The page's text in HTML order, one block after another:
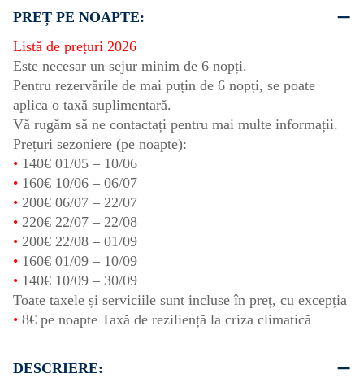
PREȚ PE NOAPTE:
Listă de prețuri 2026
Este necesar un sejur minim de 6 nopți.
Pentru rezervările de mai puțin de 6 nopți, se poate
aplica o taxă suplimentară.
Vă rugăm să ne contactați pentru mai multe informații.
Prețuri sezoniere (pe noapte):
• 140€ 01/05 – 10/06
• 160€ 10/06 – 06/07
• 200€ 06/07 – 22/07
• 220€ 22/07 – 22/08
• 200€ 22/08 – 01/09
• 160€ 01/09 – 10/09
• 140€ 10/09 – 30/09
Toate taxele și serviciile sunt incluse în preț, cu excepția
• 8€ pe noapte Taxă de reziliență la criza climatică
DESCRIERE: